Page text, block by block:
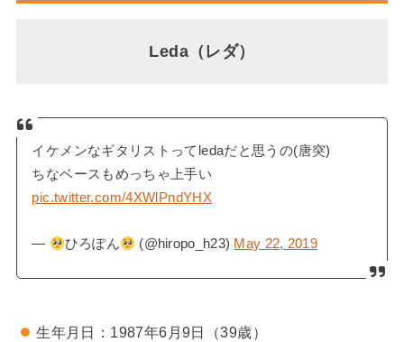
Leda（レダ）
イケメンなギタリストってledaだと思うの(唐突)
ちなベースもめっちゃ上手い
pic.twitter.com/4XWlPndYHX
— ひろぽん (@hiropo_h23) May 22, 2019
生年月日：1987年6月9日（39歳）